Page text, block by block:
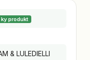
ky produkt
& LULEDIELLI